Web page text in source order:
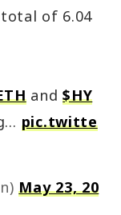
of 6.04
and$HY
pic.twitte
May 23, 20